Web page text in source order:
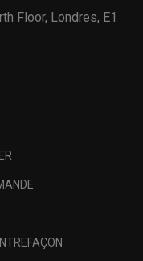
Floor, Londres, E1